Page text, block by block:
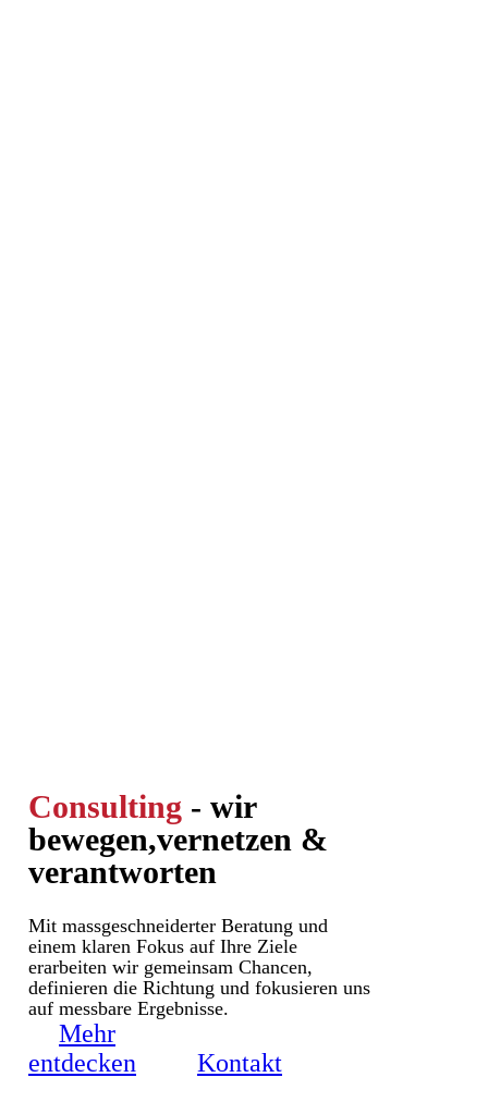
Consulting - wir
bewegen,vernetzen &
verantworten
Mit massgeschneiderter Beratung und
einem klaren Fokus auf Ihre Ziele
erarbeiten wir gemeinsam Chancen,
definieren die Richtung und fokusieren uns
auf messbare Ergebnisse.
Mehr
entdecken
Kontakt